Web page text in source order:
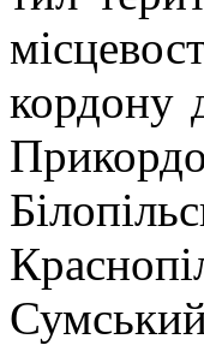
кордону